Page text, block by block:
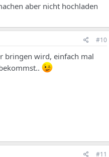
aber nicht hochladen
#10
bringen wird, einfach mal
#11